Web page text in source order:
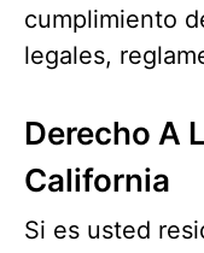
cumplimiento
legales,
Derecho A
California
Si es usted